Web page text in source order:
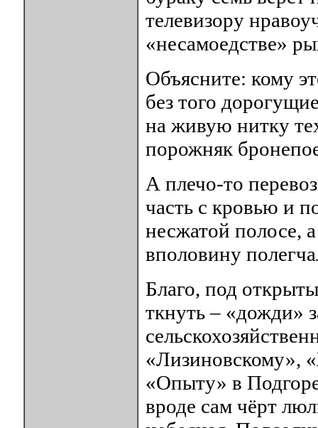
телевизору
«несамоедстве»
Объясните: кому
без того
на живую нитку
порожняк
А плечо-то
часть с кровью и
несжатой полосе,
вполовину
Благо, под
ткнуть – «дожди»
«Лизиновскому»,
«Опыту» в
вроде сам чёрт